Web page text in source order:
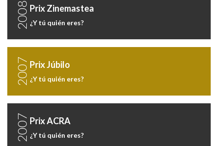
2008 Prix Zinemastea
¿Y tú quién eres?
2007 Prix Júbilo
¿Y tú quién eres?
2007 Prix ACRA
¿Y tú quién eres?